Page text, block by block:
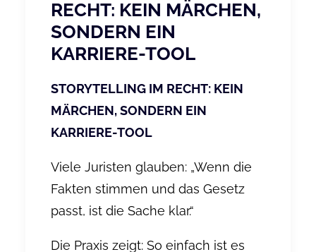
RECHT: KEIN MÄRCHEN,
SONDERN EIN
KARRIERE-TOOL
STORYTELLING IM RECHT: KEIN
MÄRCHEN, SONDERN EIN
KARRIERE-TOOL
Viele Juristen glauben: „Wenn die
Fakten stimmen und das Gesetz
passt, ist die Sache klar.“
Die Praxis zeigt: So einfach ist es